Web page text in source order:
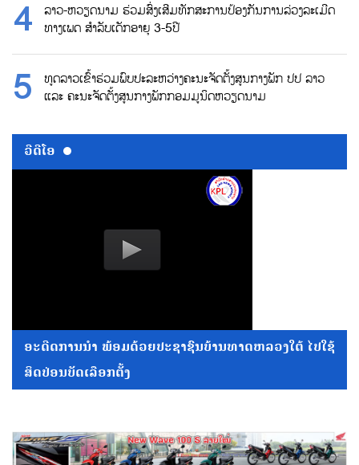
ລາວ-ຫວຽດນາມ ຮ່ວມສົ່ງເສີມທັກສະການປ້ອງກັນການລ່ວງລະເມີດ
ທາງເພດ ສຳລັບເດັກອາຍຸ 3-5ປີ
ທູດລາວເຂົ້າຮ່ວມພົບປະລະຫວ່າງຄະນະຈັດຕັ້ງສູນກາງພັກ ປປ ລາວ
ແລະ ຄະນະຈັດຕັ້ງສູນກາງພັກກອມມູນິດຫວຽດນາມ
ວີດີໂອ
ອະດີດການນໍາ ພ້ອມດ້ວຍປະຊາຊົນບ້ານທາດຫລວງໃຕ້ ໄປໃຊ້
ສິດປ່ອນບັດເລືອກຕັ້ງ